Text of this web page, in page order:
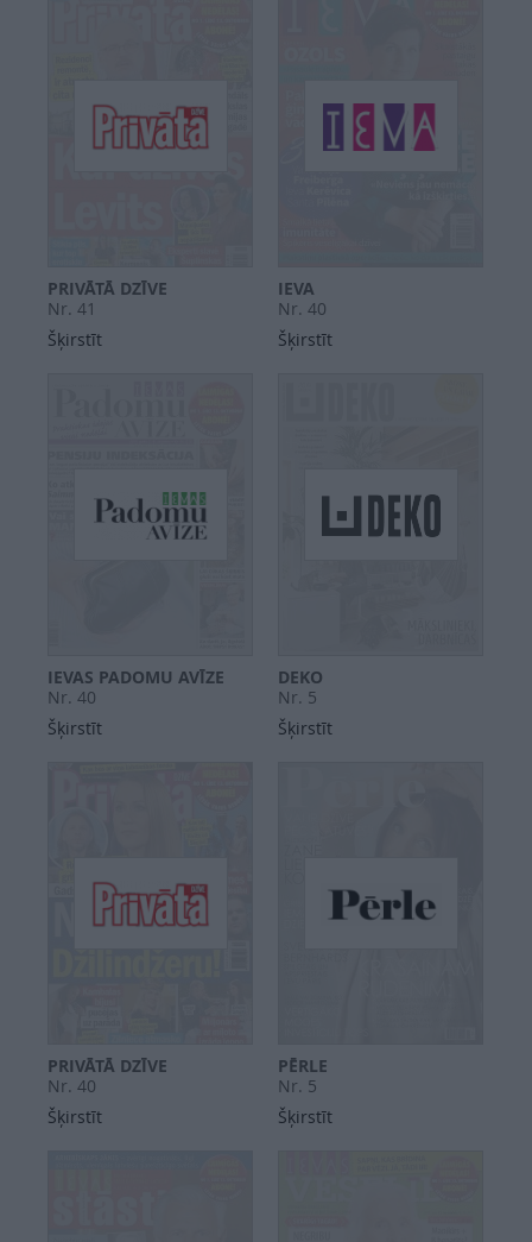
PRIVĀTĀ DZĪVE
Nr. 41
Šķirstīt
IEVA
Nr. 40
Šķirstīt
IEVAS PADOMU AVĪZE
Nr. 40
Šķirstīt
DEKO
Nr. 5
Šķirstīt
PRIVĀTĀ DZĪVE
Nr. 40
Šķirstīt
PĒRLE
Nr. 5
Šķirstīt